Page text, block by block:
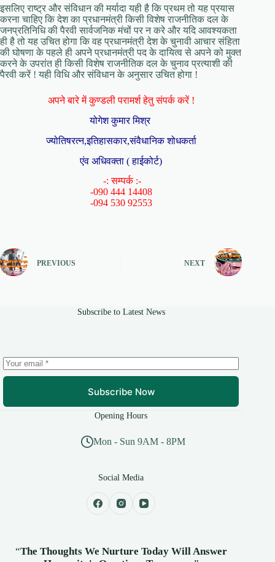
इसलिए राष्ट्र और संविधान की मर्यादा यही है कि प्रथम तो यह प्रयास
करना चाहिए कि देश का प्रधानमंत्री किसी विशेष राजनीतिक दल के
जनप्रतिनिधि की पैरवी सार्वजनिक मंचों पर न करे और यदि आवश्यकता
ही है तो यह उचित होगा कि वह प्रधानमंत्री देश के चुनावी आचार संहिता
की घोषणा के पहले ही अपने प्रधानमंत्री पद के दायित्व से अपने को मुक्त
करने के उपरांत ही किसी विशेष राजनीतिक दल के चुनाव प्रत्याशी की
पैरवी करें ! यही विधि और संविधान के अनुसार उचित होगा !
अपने बारे में कुण्डली परामर्श हेतु संपर्क करें !
योगेश कुमार मिश्र
ज्योतिषरत्न,इतिहासकार,संवैधानिक शोधकर्ता
एंव अधिवक्ता ( हाईकोर्ट)
-: सम्पर्क :-
-090 444 14408
-094 530 92553
PREVIOUS NEXT
Subscribe to Latest News
Subscribe Now
Opening Hours
Mon - Sun 9AM - 8PM
Social Media
“The Thoughts We Nurture Today Will Answer